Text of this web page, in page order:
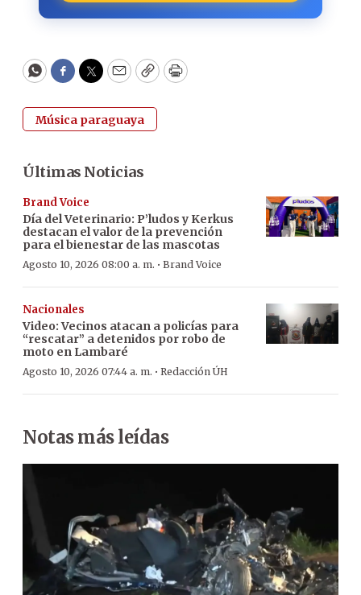
WhatsApp
Facebook
Twitter
EmailCopyPrint
Música paraguaya
Últimas Noticias
Brand Voice
Día del Veterinario: P’ludos y Kerkus
destacan el valor de la prevención
para el bienestar de las mascotas
Agosto 10, 2026 08:00 a. m. · Brand Voice
Nacionales
Video: Vecinos atacan a policías para
“rescatar” a detenidos por robo de
moto en Lambaré
Agosto 10, 2026 07:44 a. m. · Redacción ÚH
Notas más leídas